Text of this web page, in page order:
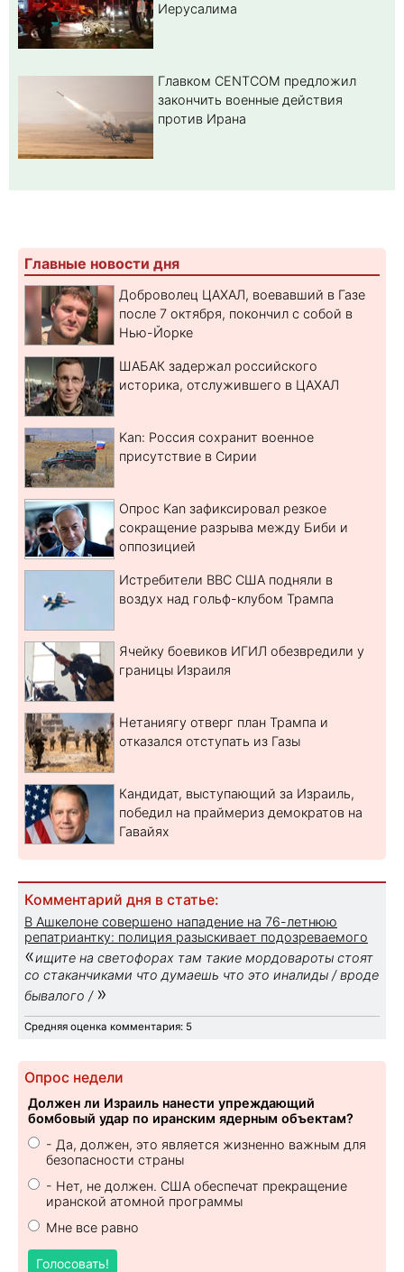
Иерусалима
Главком CENTCOM предложил
закончить военные действия
против Ирана
Главные новости дня
Доброволец ЦАХАЛ, воевавший в Газе
после 7 октября, покончил с собой в
Нью-Йорке
ШАБАК задержал российского
историка, отслужившего в ЦАХАЛ
Kan: Россия сохранит военное
присутствие в Сирии
Опрос Kan зафиксировал резкое
сокращение разрыва между Биби и
оппозицией
Истребители ВВС США подняли в
воздух над гольф-клубом Трампа
Ячейку боевиков ИГИЛ обезвредили у
границы Израиля
Нетаниягу отверг план Трампа и
отказался отступать из Газы
Кандидат, выступающий за Израиль,
победил на праймериз демократов на
Гавайях
Комментарий дня в статье:
В Ашкелоне совершено нападение на 76-летнюю
репатриантку: полиция разыскивает подозреваемого
«ищите на светофорах там такие мордовароты стоят
со стаканчиками что думаешь что это иналиды / вроде
бывалого / »
Средняя оценка комментария: 5
Опрос недели
Должен ли Израиль нанести упреждающий
бомбовый удар по иранским ядерным объектам?
- Да, должен, это является жизненно важным для
безопасности страны
- Нет, не должен. США обеспечат прекращение
иранской атомной программы
Мне все равно
Голосовать!